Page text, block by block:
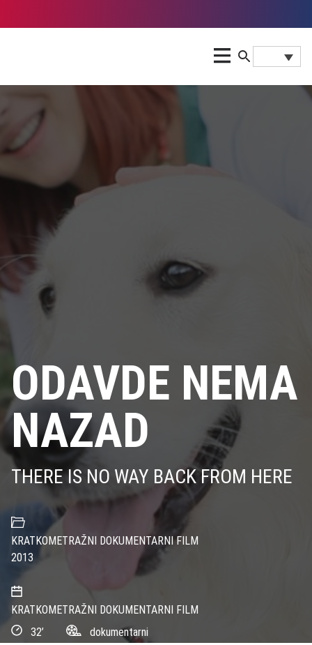
ODAVDE NEMA
NAZAD
THERE IS NO WAY BACK FROM HERE
KRATKOMETRAŽNI DOKUMENTARNI FILM
2013
KRATKOMETRAŽNI DOKUMENTARNI FILM
32’
dokumentarni